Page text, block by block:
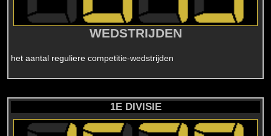
WEDSTRIJDEN
het aantal reguliere competitie-wedstrijden
1E DIVISIE